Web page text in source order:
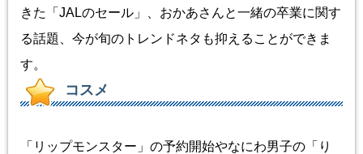
きた「JALのセール」、おかあさんと一緒の卒業に関す
る話題、今が旬のトレンドネタも抑えることができま
す。
コスメ
「リップモンスター」の予約開始やなにわ男子の「り